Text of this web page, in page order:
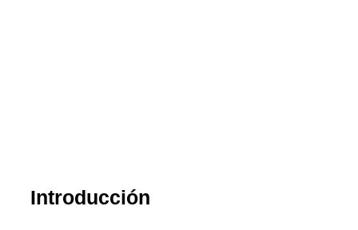
Introducción